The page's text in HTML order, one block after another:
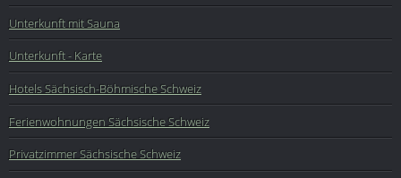
Unterkunft mit Sauna
Unterkunft - Karte
Hotels Sächsisch-Böhmische Schweiz
Ferienwohnungen Sächsische Schweiz
Privatzimmer Sächsische Schweiz